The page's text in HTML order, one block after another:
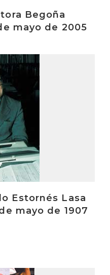
Begoña
mayo de 2005
Estornés Lasa
mayo de 1907